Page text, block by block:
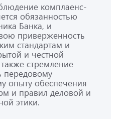
комплаенс-
обязанностью
Банка, и
приверженность
стандартам и
и честной
стремление
передовому
опыту обеспечения
и правил деловой и
этики.